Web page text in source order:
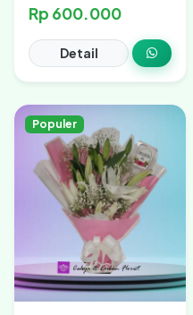
Rp 600.000
Detail
Populer